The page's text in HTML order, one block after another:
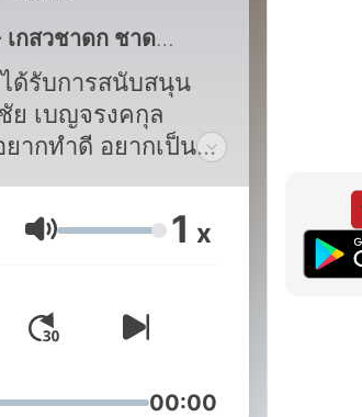
าดกว่าด้วย ความคุ้นเคยเป็นรสอันยอดเยี่ยม
ด้รับการสนับสนุน
เบญจรงคกุล
ากทำดี อยากเป็น
ย่าง จึงต่างคิดหา
วามดี ต่างๆ กันไป ที่
รมี ไม่เสียทีที่ได้เกิด
ที่มีปัญญาน้อย เห็น
ลงทาง ขาดทุนไป
Volume 1 x
00:00